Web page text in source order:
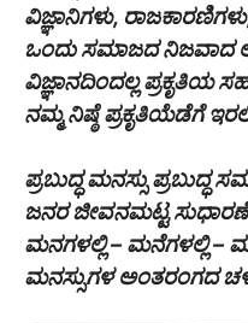
ವಿಜ್ಞಾನಿಗಳು,
ಒಂದು ಸಮಾಜದ ನಿಜವಾದ
ವಿಜ್ಞಾನದಿಂದಲ್ಲ ಪ್ರಕೃತಿಯ
ನಮ್ಮ ನಿಷ್ಠೆ ಪ್ರಕೃತಿಯೆಡೆಗೆ
ಪ್ರಬುದ್ಧ ಮನಸ್ಸು ಪ್ರಬುದ್ಧ
ಜನರ ಜೀವನಮಟ್ಟ
ಮನಗಳಲ್ಲಿ – ಮನೆಗಳಲ್ಲಿ –
ಮನಸ್ಸುಗಳ ಅಂತರಂಗದ